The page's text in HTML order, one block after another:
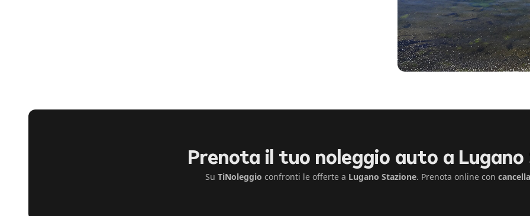
Prenota il tuo noleggio auto a Lugano
Su TiNoleggio confronti le offerte a Lugano Stazione. Prenota online con